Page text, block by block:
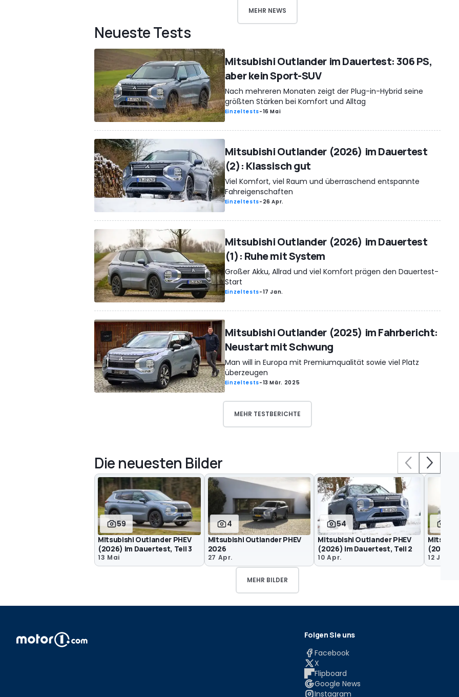
MEHR NEWS
Neueste Tests
Mitsubishi Outlander im Dauertest: 306 PS,
aber kein Sport-SUV
Nach mehreren Monaten zeigt der Plug-in-Hybrid seine
größten Stärken bei Komfort und Alltag
Einzeltests-16 Mai
Mitsubishi Outlander (2026) im Dauertest
(2): Klassisch gut
Viel Komfort, viel Raum und überraschend entspannte
Fahreigenschaften
Einzeltests- 26 Apr.
Mitsubishi Outlander (2026) im Dauertest
(1): Ruhe mit System
Großer Akku, Allrad und viel Komfort prägen den Dauertest-
Start
Einzeltests-17 Jan.
Mitsubishi Outlander (2025) im Fahrbericht:
Neustart mit Schwung
Man will in Europa mit Premiumqualität sowie viel Platz
überzeugen
Einzeltests-13 Mär. 2025
MEHR TESTBERICHTE
Die neuesten Bilder
59
Mitsubishi Outlander PHEV
(2026) im Dauertest, Teil 3
13 Mai
4
Mitsubishi Outlander PHEV
2026
27 Apr.
54
Mitsubishi Outlander PHEV
(2026) im Dauertest, Teil 2
10 Apr.
(2026)
12 Jan.
MEHR BILDER
Folgen Sie uns
Facebook
X
Flipboard
Google News
Instagram